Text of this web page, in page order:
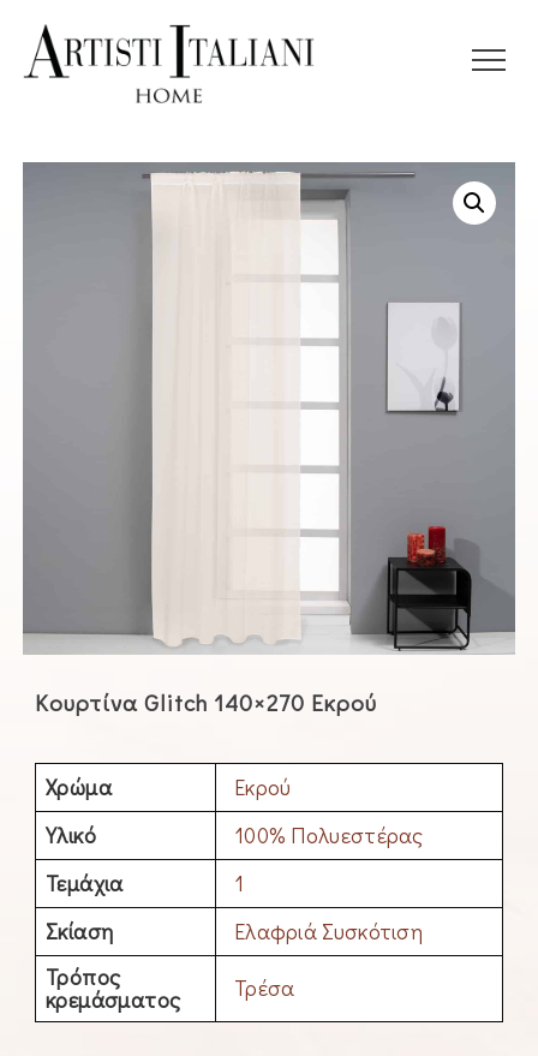
Kουρτίνα Glitch 140×270 Εκρού
Χρώμα
Εκρού
Υλικό
100% Πολυεστέρας
Τεμάχια
1
Σκίαση
Ελαφριά Συσκότιση
Τρόπος
κρεμάσματος Τρέσα